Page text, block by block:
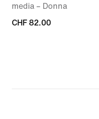
media – Donna
CHF
CHF 82.00